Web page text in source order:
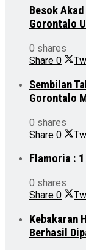
Besok
Gorontalo
0 shares
Share 0
Sembilan
Gorontalo
0 shares
Share 0
Flamoria :
0 shares
Share 0
Kebakaran
Berhasil